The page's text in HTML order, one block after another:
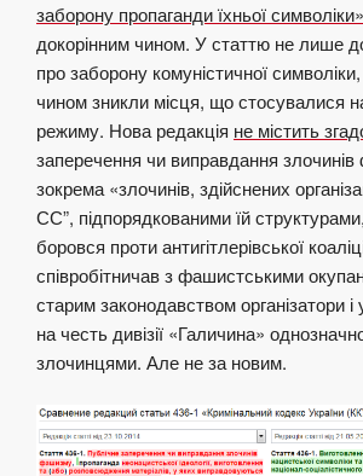
заборону пропаганди їхньої символіки»
докорінним чином. У статтю не лише
про заборону комуністичної
чином зникли місця, що стосувалися
режиму. Нова редакція не містить
заперечення чи виправдання
зокрема «злочинів, здійснених
СС”, підпорядкованими їй
боровся проти антигітлерівської
співробітничав з фашистськими
старим законодавством організатори
на честь дивізії «Галичина»
злочинцями. Але не за новим.